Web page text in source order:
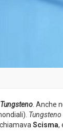
Tungsteno. Anche
Tungsteno
Scisma,